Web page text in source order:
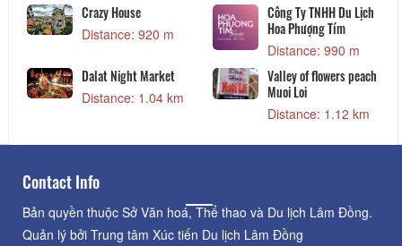
Crazy House
Distance: 920 m
Công Ty TNHH Du Lịch
Hoa Phượng Tím
Distance: 990 m
Dalat Night Market
Distance: 1.04 km
Valley of flowers peach
Muoi Loi
Distance: 1.12 km
Contact Info
Bản quyền thuộc Sở Văn hoá, Thể thao và Du lịch Lâm Đồng.
Quản lý bởi Trung tâm Xúc tiến Du lịch Lâm Đồng